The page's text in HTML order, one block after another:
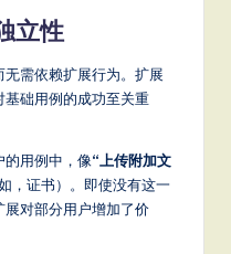
立性
无需依赖扩展行为。扩展
础用例的成功至关重
的用例中，像“上传附加文
，证书）。即使没有这一
对部分用户增加了价